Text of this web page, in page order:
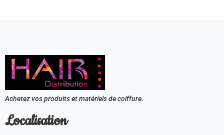
Achetez vos produits et matériels de coiffure.
Localisation